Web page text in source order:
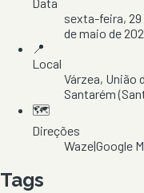
Data
sexta-feira, 29
de maio de
📍
Local
Várzea, União
Santarém
🗺️
Direções
Waze|Google
Tags